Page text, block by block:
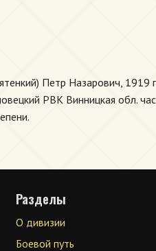
Петр Назарович, 1919
РВК Винницкая обл.
Разделы
О дивизии
Боевой путь